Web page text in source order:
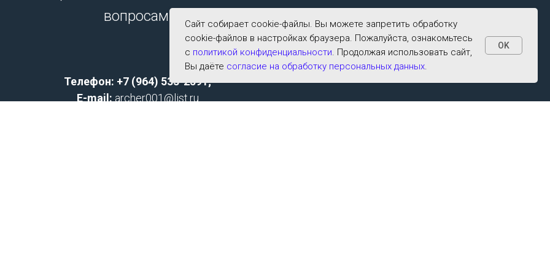
вопросам.
Телефон: +7 (964) 533-2591;
E-mail: archer001@list.ru
Сайт собирает cookie-файлы. Вы можете запретить обработку
cookie-файлов в настройках браузера. Пожалуйста, ознакомьтесь
с политикой конфиденциальности. Продолжая использовать сайт,
Вы даёте согласие на обработку персональных данных.
OK